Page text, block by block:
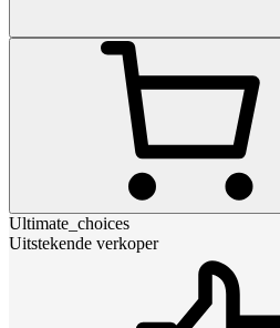
Ultimate_choices
Uitstekende verkoper